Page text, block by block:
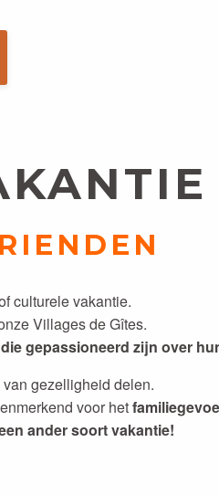
culturele vakantie.
Villages de Gîtes.
gepassioneerd zijn over
gezelligheid delen.
voor het
ander soort vakantie!